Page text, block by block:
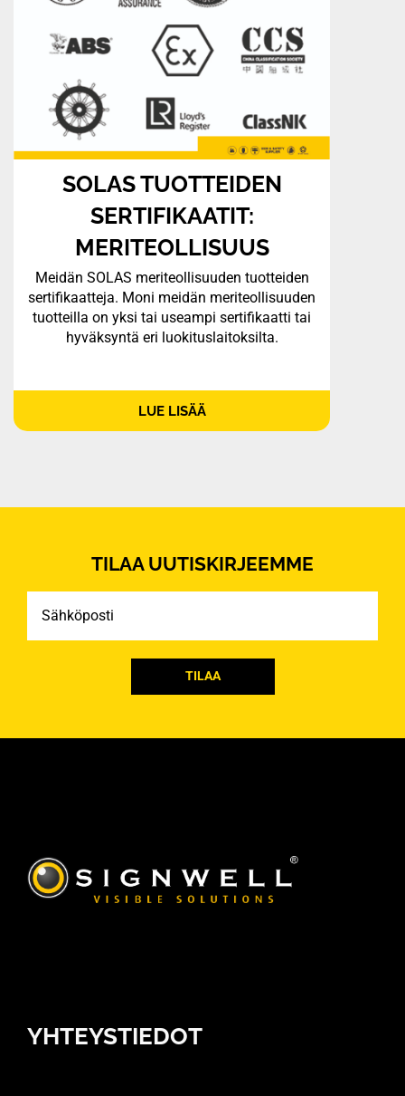
SOLAS TUOTTEIDEN
SERTIFIKAATIT:
MERITEOLLISUUS
Meidän SOLAS meriteollisuuden tuotteiden
sertifikaatteja. Moni meidän meriteollisuuden
tuotteilla on yksi tai useampi sertifikaatti tai
hyväksyntä eri luokituslaitoksilta.
LUE LISÄÄ
TILAA UUTISKIRJEEMME
YHTEYSTIEDOT